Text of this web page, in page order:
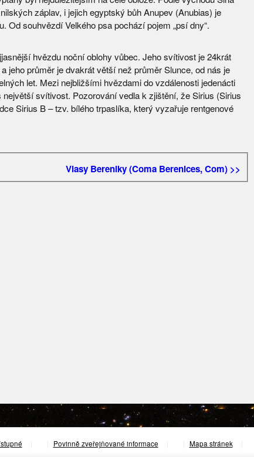
záplav, i jejich egyptský bůh Anupev (Anubias) je
Od souhvězdí Velkého psa pochází pojem „psí dny“.
hvězdu noční oblohy vůbec. Jeho svítivost je 24krát
jeho průměr je dvakrát větší než průměr Slunce, od nás je
let. Mezi nejbližšími hvězdami do vzdálenosti jedenácti
svítivost. Pozorování vedla k zjištění, že Sirius (Sirius
Sirius B – tzv. bílého trpaslíka, který vyzařuje rentgenové
Vlasy Bereniky (Coma Berenices, Com) >>
Povinně zveřejňované informace Mapa stránek